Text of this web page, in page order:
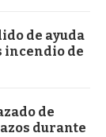
de ayuda
incendio de
de
durante